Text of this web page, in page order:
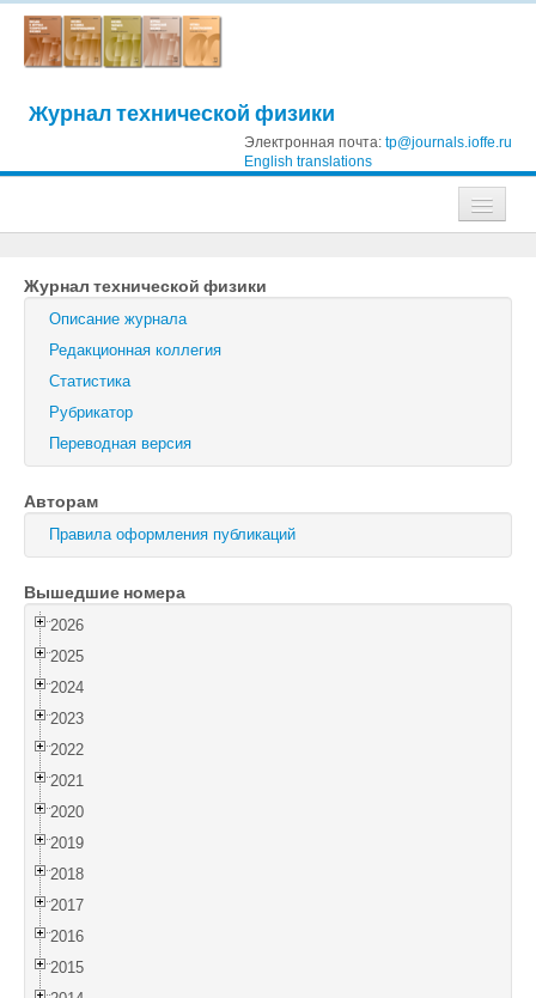
Журнал технической физики
Электронная почта: tp@journals.ioffe.ru
English translations
Журнал технической физики
Письма в Журнал технической физики
Физика твердого тела
Поиск
Журнал технической физики
Описание журнала
Редакционная коллегия
Статистика
Рубрикатор
Переводная версия
Авторам
Правила оформления публикаций
Вышедшие номера
2026
2025
2024
2023
2022
2021
2020
2019
2018
2017
2016
2015